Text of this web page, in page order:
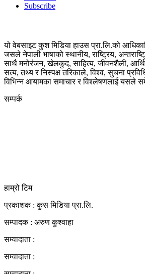
Subscribe
यो वेबसाइट कुश मिडिया हाउस प्रा.लि.को
जसले नेपाली भाषाको स्थानीय, राष्ट्रिय,
साथै मनोरंजन, खेलकुद, साहित्य, जीवनशैली,
सत्य, तथ्य र निस्पक्ष तरिकाले, विश्व, सुचना
विभिन्न आयामका समाचार र विश्लेषणलाई यसले
सम्पर्क
हाम्रो टिम
प्रकाशक : कुस मिडिया प्रा‍.लि.
सम्पादक : अरुण कुश्वाहा
सम्वादाता :
सम्वादाता :